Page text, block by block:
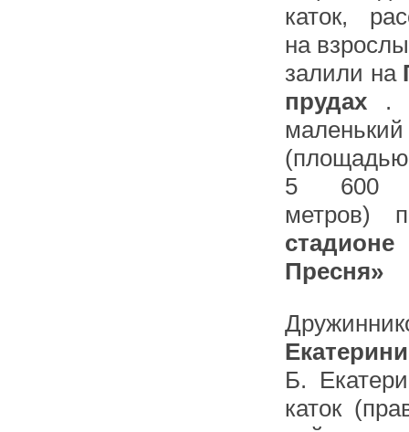
каток,
на
залили на
прудах .
(площадью
5 600
метров)
Б.
каток